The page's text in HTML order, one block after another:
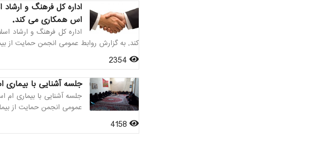
اداره کل فرهنگ و
اس همکاری می کند.
اداره کل فرهنگ و ارشاد
کند. به گزارش روابط عمومی انجمن حمایت از
جلسه آشنایی با
جلسه آشنایی با بیماری
عمومی انجمن حمایت از